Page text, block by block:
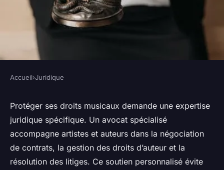
Avocat en droit de la musique :
conseils pour artistes et
auteurs
Lilou•13 juin 2025•10 min de lecture
Accueil›Juridique
Protéger ses droits musicaux demande une expertise
juridique spécifique. Un avocat spécialisé
accompagne artistes et auteurs dans la négociation
de contrats, la gestion des droits d’auteur et la
résolution des litiges. Ce soutien personnalisé évite